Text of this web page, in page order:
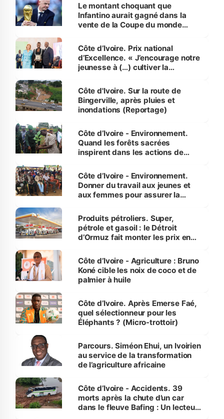
Le montant choquant que
Infantino aurait gagné dans la
vente de la Coupe du monde
Côte d’Ivoire. Prix national
d’Excellence. « J’encourage notre
jeunesse à (…) cultiver la
(Alassane Ouattara
Côte d'Ivoire. Sur la route de
Bingerville, après pluies et
inondations (Reportage)
Côte d’Ivoire - Environnement.
Quand les forêts sacrées
inspirent dans les actions de
Côte d’Ivoire - Environnement.
Donner du travail aux jeunes et
aux femmes pour assurer la
menacées
Produits pétroliers. Super,
pétrole et gasoil : le Détroit
d’Ormuz fait monter les prix en
Côte d’Ivoire - Agriculture : Bruno
Koné cible les noix de coco et de
palmier à huile
Côte d’Ivoire. Après Emerse Faé,
quel sélectionneur pour les
Éléphants ? (Micro-trottoir)
Parcours. Siméon Ehui, un Ivoirien
au service de la transformation
de l’agriculture africaine
Côte d’Ivoire - Accidents. 39
morts après la chute d’un car
dans le fleuve Bafing : Un lecteur